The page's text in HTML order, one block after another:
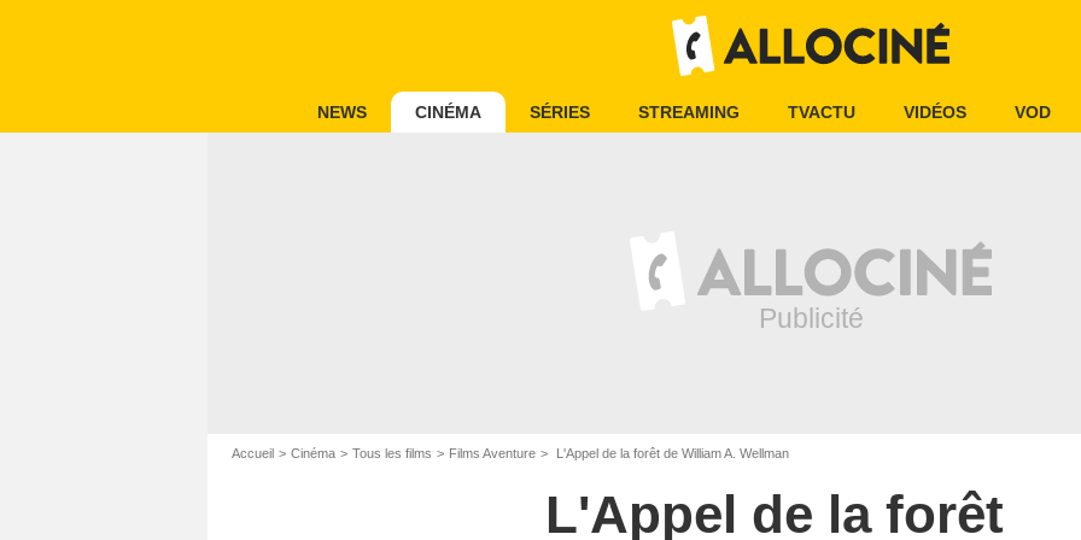
NEWS CINÉMA SÉRIES STREAMING TVACTU VIDÉOS VOD
Accueil Cinéma Tous les films Films Aventure L'Appel de la forêt de William A. Wellman
L'Appel de la forêt